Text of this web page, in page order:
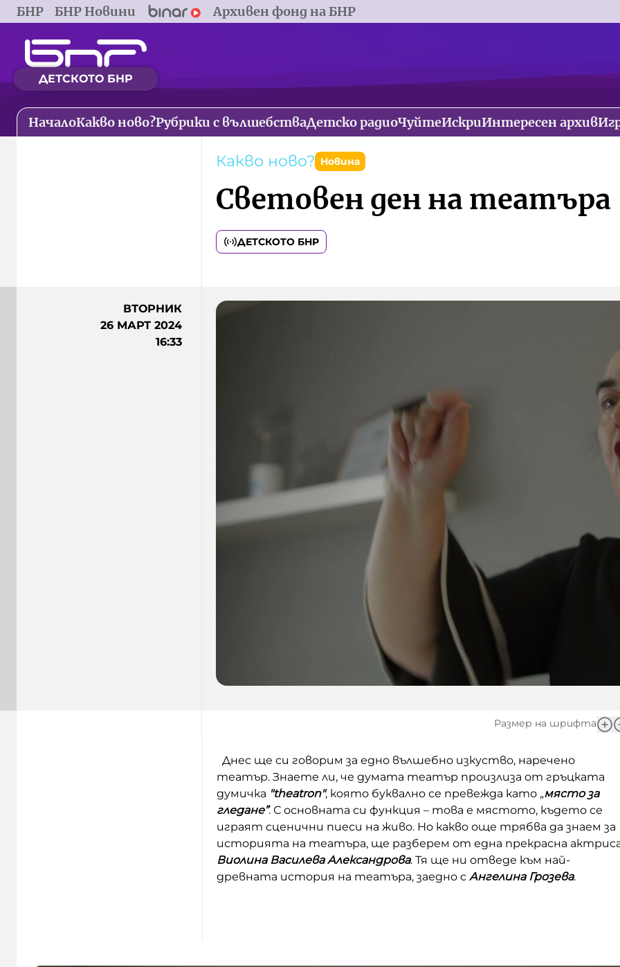
БНР БНР Новини Архивен фонд на БНР
ДЕТСКОТО БНР
НачалоКакво ново?Рубрики с вълшебстваДетско радиоЧуйтеИскриИнтересен архив
Какво ново? Новина
Световен ден на
ДЕТСКОТО БНР
ВТОРНИК
26 МАРТ 2024
16:33
Размер на шрифта
Днес ще си говорим за едно вълшебно изкуство, наречено
театър. Знаете ли, че думата театър произлиза от гръцката
думичка "theatron", която буквално се превежда като „място за
гледане”. С основната си функция – това е мястото, където се
играят сценични пиеси на живо. Но какво още трябва да знаем за
историята на театъра, ще разберем от една прекрасна
Виолина Василева Александрова. Тя ще ни отведе към най-
древната история на театъра, заедно с Ангелина Грозева.